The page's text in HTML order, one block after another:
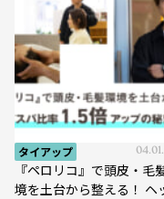
タイアップ
『ペロリコ』で頭皮・毛
境を土台から整える！ ヘ